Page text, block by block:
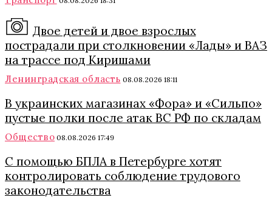
Двое детей и двое взрослых
пострадали при столкновении «Лады» и ВАЗ
на трассе под Киришами
Ленинградская область 08.08.2026 18:11
В украинских магазинах «Фора» и «Сильпо»
пустые полки после атак ВС РФ по складам
Общество 08.08.2026 17:49
С помощью БПЛА в Петербурге хотят
контролировать соблюдение трудового
законодательства